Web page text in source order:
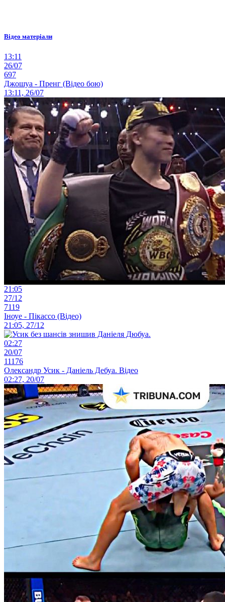
Відео матеріали
13:11
26/07
697
Джошуа - Пренг (Відео бою)
13:11, 26/07
21:05
27/12
7119
Іноуе - Пікассо (Відео)
21:05, 27/12
02:27
20/07
11176
Олександр Усик - Даніель Дебуа. Відео
02:27, 20/07